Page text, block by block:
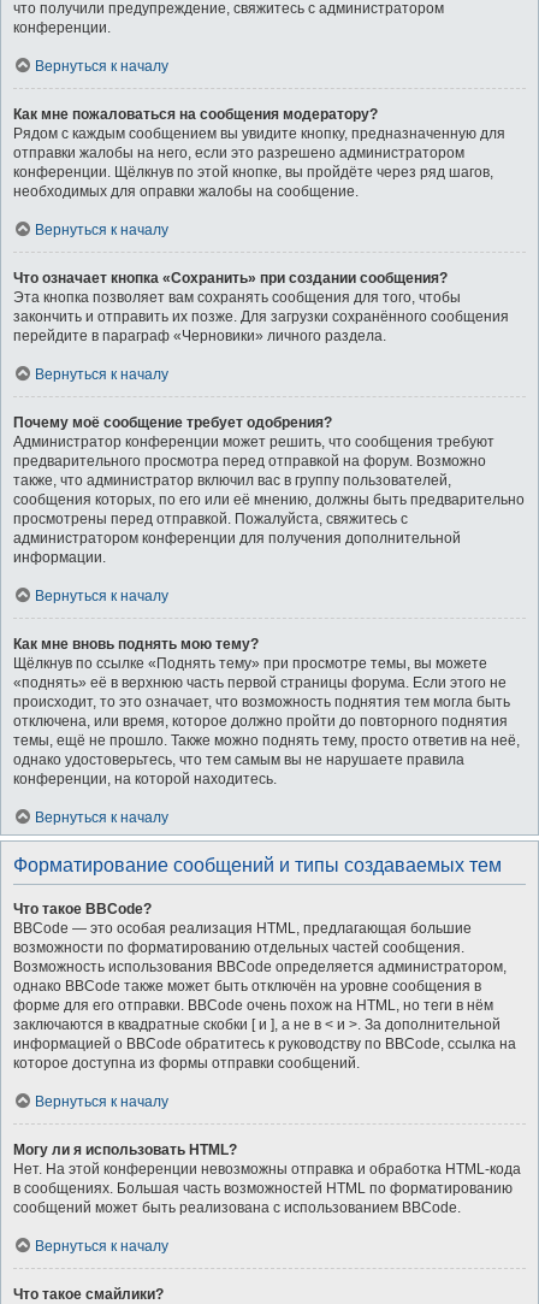
что получили предупреждение, свяжитесь с администратором
конференции.
Вернуться к началу
Как мне пожаловаться на сообщения модератору?
Рядом с каждым сообщением вы увидите кнопку, предназначенную для
отправки жалобы на него, если это разрешено администратором
конференции. Щёлкнув по этой кнопке, вы пройдёте через ряд шагов,
необходимых для оправки жалобы на сообщение.
Вернуться к началу
Что означает кнопка «Сохранить» при создании сообщения?
Эта кнопка позволяет вам сохранять сообщения для того, чтобы
закончить и отправить их позже. Для загрузки сохранённого сообщения
перейдите в параграф «Черновики» личного раздела.
Вернуться к началу
Почему моё сообщение требует одобрения?
Администратор конференции может решить, что сообщения требуют
предварительного просмотра перед отправкой на форум. Возможно
также, что администратор включил вас в группу пользователей,
сообщения которых, по его или её мнению, должны быть предварительно
просмотрены перед отправкой. Пожалуйста, свяжитесь с
администратором конференции для получения дополнительной
информации.
Вернуться к началу
Как мне вновь поднять мою тему?
Щёлкнув по ссылке «Поднять тему» при просмотре темы, вы можете
«поднять» её в верхнюю часть первой страницы форума. Если этого не
происходит, то это означает, что возможность поднятия тем могла быть
отключена, или время, которое должно пройти до повторного поднятия
темы, ещё не прошло. Также можно поднять тему, просто ответив на неё,
однако удостоверьтесь, что тем самым вы не нарушаете правила
конференции, на которой находитесь.
Вернуться к началу
Форматирование сообщений и типы создаваемых тем
Что такое BBCode?
BBCode — это особая реализация HTML, предлагающая большие
возможности по форматированию отдельных частей сообщения.
Возможность использования BBCode определяется администратором,
однако BBCode также может быть отключён на уровне сообщения в
форме для его отправки. BBCode очень похож на HTML, но теги в нём
заключаются в квадратные скобки [ и ], а не в < и >. За дополнительной
информацией о BBCode обратитесь к руководству по BBCode, ссылка на
которое доступна из формы отправки сообщений.
Вернуться к началу
Могу ли я использовать HTML?
Нет. На этой конференции невозможны отправка и обработка HTML-кода
в сообщениях. Большая часть возможностей HTML по форматированию
сообщений может быть реализована с использованием BBCode.
Вернуться к началу
Что такое смайлики?